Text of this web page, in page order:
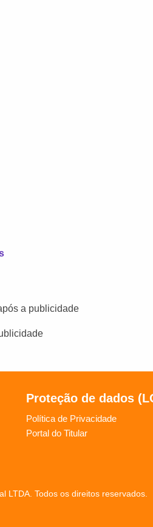
a publicidade
Proteção de dados
Política de Privacidade
Portal do Titular
LTDA. Todos os direitos reservados.